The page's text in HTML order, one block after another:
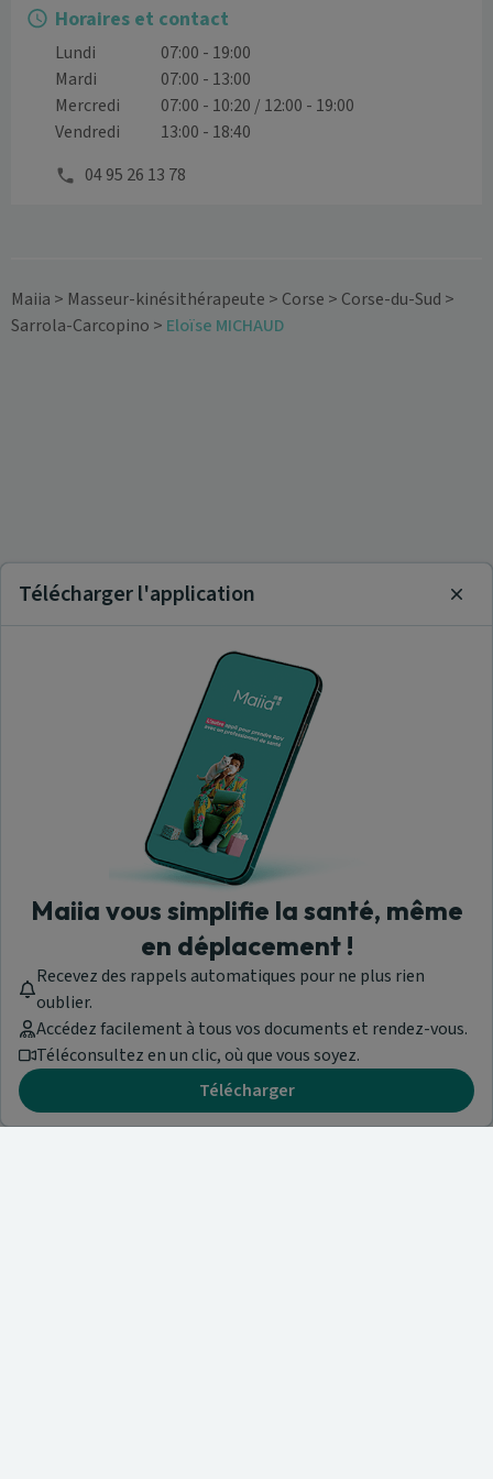
Horaires et contact
Lundi
07:00 - 19:00
Mardi
07:00 - 13:00
Mercredi
07:00 - 10:20 / 12:00 - 19:00
Vendredi
13:00 - 18:40
04 95 26 13 78
Maiia > Masseur-kinésithérapeute > Corse > Corse-du-Sud >
Sarrola-Carcopino > Eloïse MICHAUD
Télécharger l'application
Maiia vous simplifie la santé, même
en déplacement !
Recevez des rappels automatiques pour ne plus rien
oublier.
Accédez facilement à tous vos documents et rendez-vous.
Téléconsultez en un clic, où que vous soyez.
Télécharger